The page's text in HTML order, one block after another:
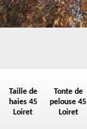
Taille de
haies 45
Loiret
Tonte de
pelouse 45
Loiret